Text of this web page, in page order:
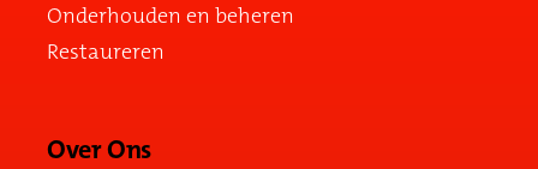
Onderhouden en beheren
Restaureren
Over Ons